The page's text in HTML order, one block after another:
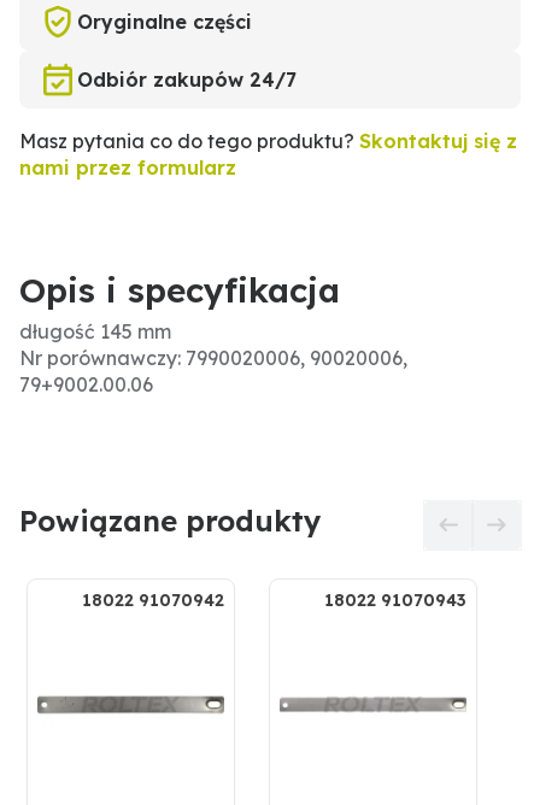
Oryginalne części
Odbiór zakupów 24/7
Masz pytania co do tego produktu? Skontaktuj się z
nami przez formularz
Opis i specyfikacja
długość 145 mm
Nr porównawczy: 7990020006, 90020006,
79+9002.00.06
Powiązane produkty
18022 91070942 18022 91070943